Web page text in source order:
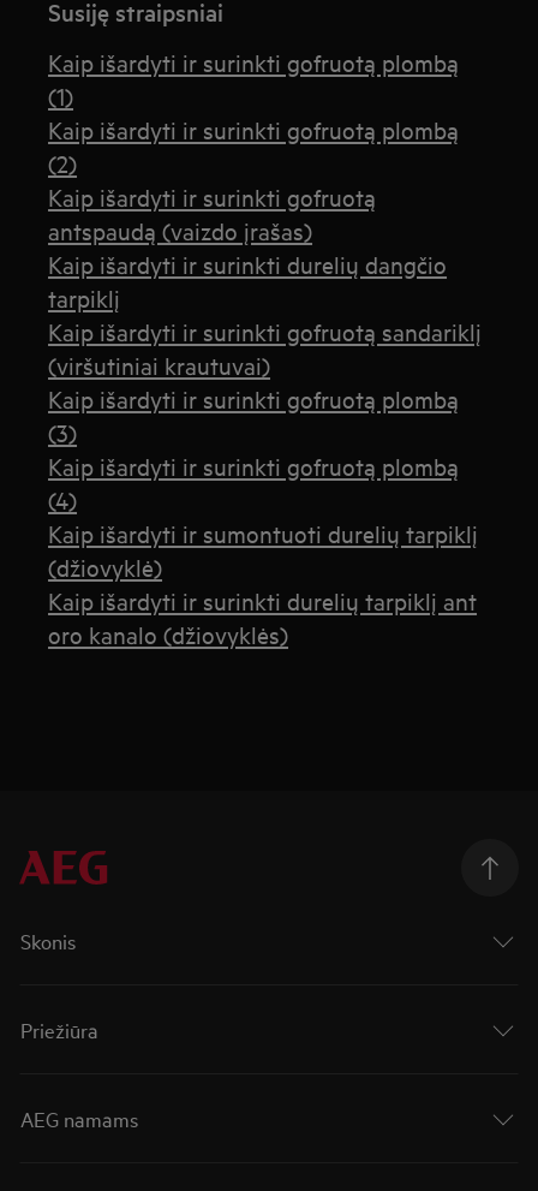
Susiję straipsniai
Kaip išardyti ir surinkti gofruotą plombą
(1)
Kaip išardyti ir surinkti gofruotą plombą
(2)
Kaip išardyti ir surinkti gofruotą
antspaudą (vaizdo įrašas)
Kaip išardyti ir surinkti durelių dangčio
tarpiklį
Kaip išardyti ir surinkti gofruotą sandariklį
(viršutiniai krautuvai)
Kaip išardyti ir surinkti gofruotą plombą
(3)
Kaip išardyti ir surinkti gofruotą plombą
(4)
Kaip išardyti ir sumontuoti durelių tarpiklį
(džiovyklė)
Kaip išardyti ir surinkti durelių tarpiklį ant
oro kanalo (džiovyklės)
Skonis
Priežiūra
AEG namams